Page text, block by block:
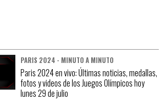
PARIS 2024 - MINUTO A MINUTO
Paris 2024 en vivo: Últimas noticias, medallas,
fotos y videos de los Juegos Olímpicos hoy
lunes 29 de julio